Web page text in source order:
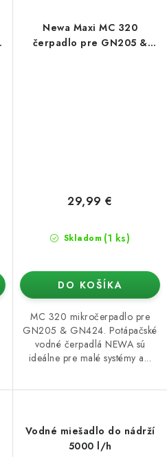
Newa Maxi MC 320
čerpadlo pre GN205 &
Skladom (1 ks)
29,99 €
DO KOŠÍKA
MC 320 mikročerpadlo pre
GN205 & GN424. Potápačské
vodné čerpadlá NEWA sú
ideálne pre malé systémy a...
Vodné miešadlo do nádrží
5000 l/h